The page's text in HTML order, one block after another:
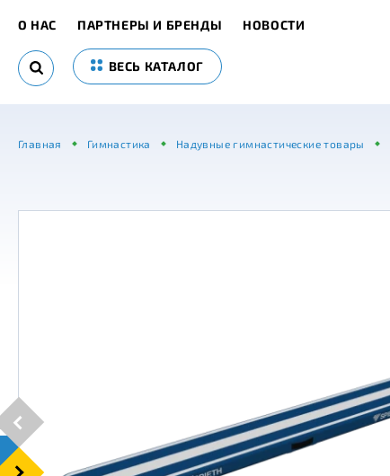
О НАС ПАРТНЕРЫ И БРЕНДЫ НОВОСТИ
ВЕСЬ КАТАЛОГ
Главная Гимнастика Надувные гимнастические товары